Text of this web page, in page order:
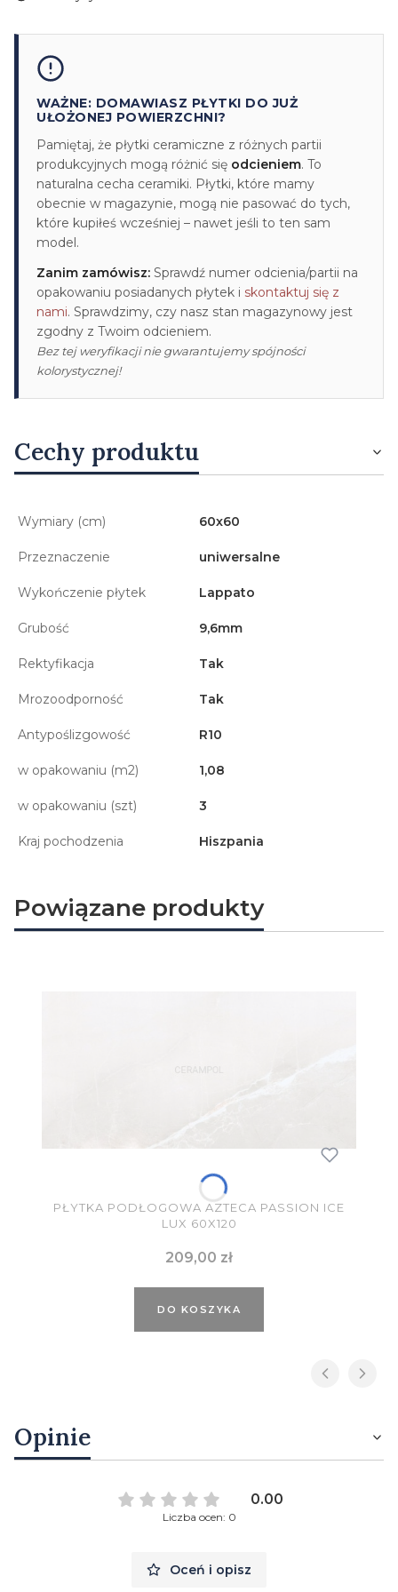
WAŻNE: DOMAWIASZ PŁYTKI DO JUŻ
UŁOŻONEJ POWIERZCHNI?
Pamiętaj, że płytki ceramiczne z różnych partii
produkcyjnych mogą różnić się odcieniem. To
naturalna cecha ceramiki. Płytki, które mamy
obecnie w magazynie, mogą nie pasować do tych,
które kupiłeś wcześniej – nawet jeśli to ten sam
model.
Zanim zamówisz: Sprawdź numer odcienia/partii na
opakowaniu posiadanych płytek i skontaktuj się z
nami. Sprawdzimy, czy nasz stan magazynowy jest
zgodny z Twoim odcieniem.
Bez tej weryfikacji nie gwarantujemy spójności
kolorystycznej!
Cechy produktu
Wymiary (cm) 60x60
Przeznaczenie uniwersalne
Wykończenie płytek Lappato
Grubość 9,6mm
Rektyfikacja Tak
Mrozoodporność Tak
Antypoślizgowość R10
w opakowaniu (m2) 1,08
w opakowaniu (szt) 3
Kraj pochodzenia Hiszpania
Powiązane produkty
PŁYTKA PODŁOGOWA AZTECA PASSION ICE
LUX 60X120
Cena
209,00 zł
DO KOSZYKA
Opinie
0.00
Liczba ocen: 0
Oceń i opisz